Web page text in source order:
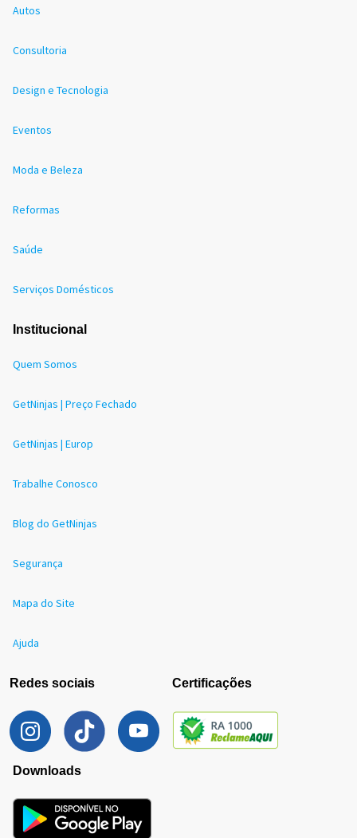
Autos
Consultoria
Design e Tecnologia
Eventos
Moda e Beleza
Reformas
Saúde
Serviços Domésticos
Institucional
Quem Somos
GetNinjas | Preço Fechado
GetNinjas | Europ
Trabalhe Conosco
Blog do GetNinjas
Segurança
Mapa do Site
Ajuda
Redes sociais Certificações
Downloads